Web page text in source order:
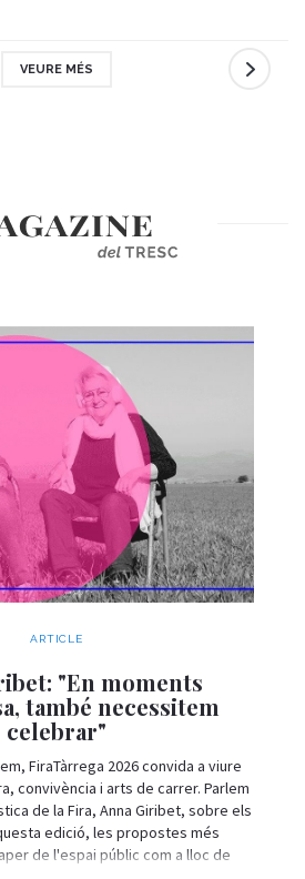
VEURE MÉS
ARTICLE
"En moments
també necessitem
celebrar"
FiraTàrrega 2026 convida a viure
convivència i arts de carrer. Parlem
de la Fira, Anna Giribet, sobre els
edició, les propostes més
de l'espai públic com a lloc de